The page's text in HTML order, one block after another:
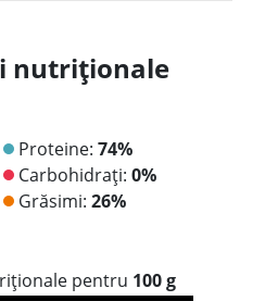
nutriționale
Proteine: 74%
Carbohidrați: 0%
Grăsimi: 26%
pentru 100 g